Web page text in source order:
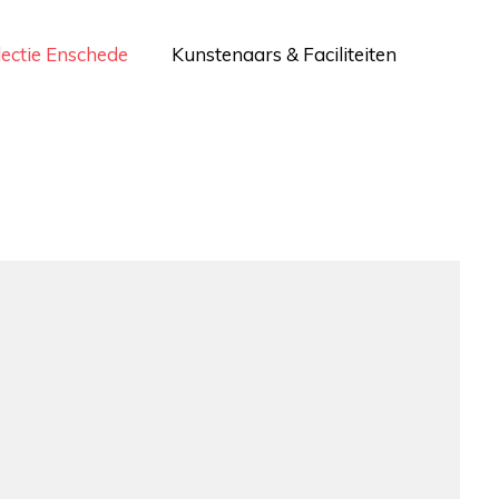
Enschede Kunstenaars & Faciliteiten